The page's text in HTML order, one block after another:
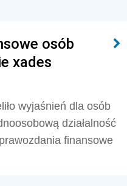
osób
xades
wyjaśnień dla osób
działalność
finansowe